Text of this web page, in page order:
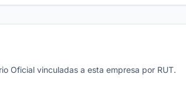
Oficial vinculadas a esta empresa por RUT.